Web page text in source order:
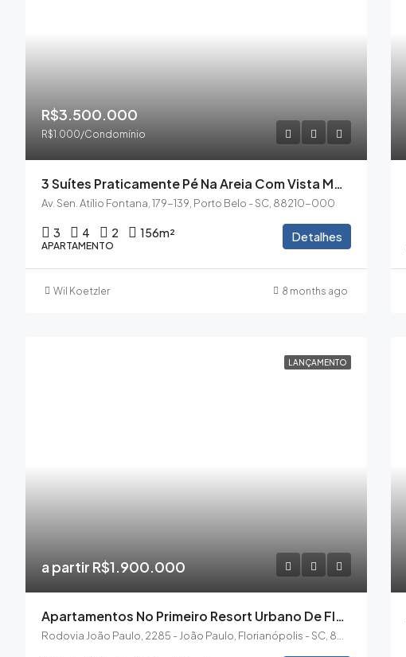
R$3.500.000
R$1.000/Condomínio
3 Suítes Praticamente Pé Na Areia Com Vista Mar Em Perequê
Av. Sen. Atílio Fontana, 179-139, Porto Belo - SC, 88210-000
3 4 2 156m²
APARTAMENTO
Detalhes
Wil Koetzler 8 months ago
LANÇAMENTO
a partir R$1.900.000
Apartamentos No Primeiro Resort Urbano De Florianópolis
Rodovia João Paulo, 2285 - João Paulo, Florianópolis - SC, 88030-300